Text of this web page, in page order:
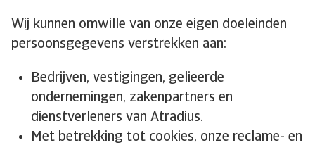
Wij kunnen omwille van onze eigen doeleinden
persoonsgegevens verstrekken aan:
Bedrijven, vestigingen, gelieerde
ondernemingen, zakenpartners en
dienstverleners van Atradius.
Met betrekking tot cookies, onze reclame- en